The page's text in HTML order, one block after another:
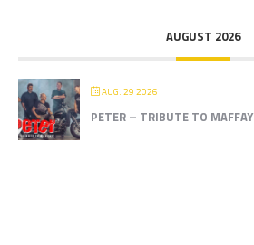
AUGUST 2026
AUG. 29 2026
PETER – TRIBUTE TO MAFFAY